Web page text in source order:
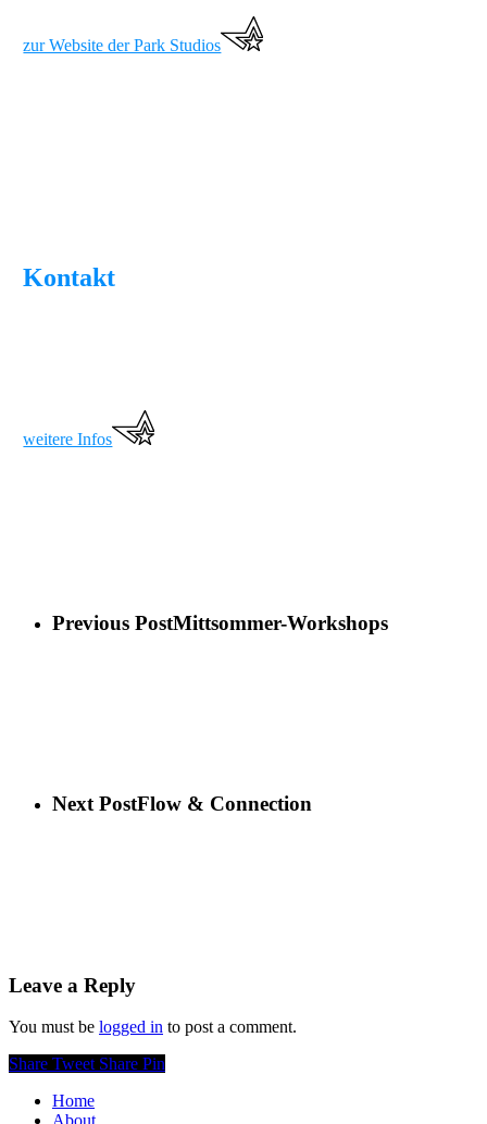
zur Website der Park Studios
Kontakt
weitere Infos
Previous PostMittsommer-Workshops
Next PostFlow & Connection
Leave a Reply
You must be logged in to post a comment.
Share Tweet Share Pin
Home